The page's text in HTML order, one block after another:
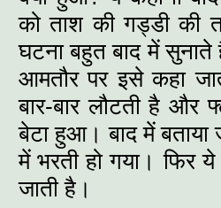
को ताश की गड्डी की
घटना बहुत बाद में
आमतौर पर इसे कहा
बार-बार लौटती है
बेटा हुआ। बाद में बताया
में भरती हो गया।
जाती है।